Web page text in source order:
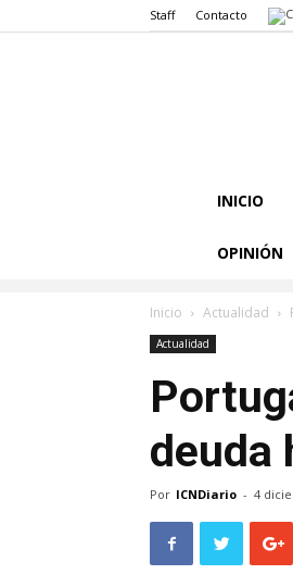
Staff Contacto
INICIO
OPINIÓN
Inicio Actualidad
Actualidad
deuda
Por ICNDiario - 4